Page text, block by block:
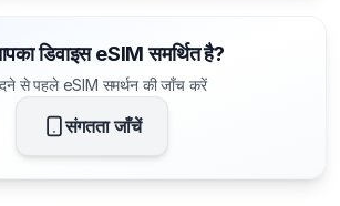
डिवाइस eSIM समर्थित है?
से पहले eSIM समर्थन की जाँच करें
संगतता जाँचें